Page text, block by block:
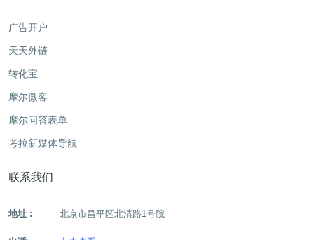
广告开户
天天外链
转化宝
摩尔微客
摩尔问答表单
考拉新媒体导航
联系我们
地址 : 北京市昌平区北清路1号院